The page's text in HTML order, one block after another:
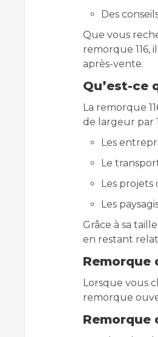
Des
Que vous
remorque
après-vente.
Qu’est-ce
La remorque
de largeur par
Les
Le
Les projets
Les
Grâce à sa
en restant
Remorque
Lorsque vous
remorque
Remorque